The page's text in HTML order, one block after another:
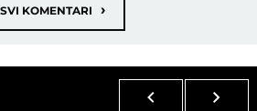
SVI KOMENTARI ›